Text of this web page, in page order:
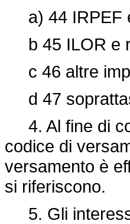
a) 44 IRPEF
b 45 ILOR e
c 46 altre
d 47
4. Al fine di
codice di
versamento è
si riferiscono.
5. Gli